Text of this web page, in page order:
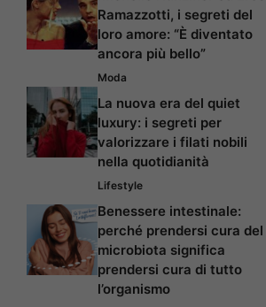
Ramazzotti, i segreti del
loro amore: “È diventato
ancora più bello”
Moda
La nuova era del quiet
luxury: i segreti per
valorizzare i filati nobili
nella quotidianità
Lifestyle
Benessere intestinale:
perché prendersi cura del
microbiota significa
prendersi cura di tutto
l’organismo